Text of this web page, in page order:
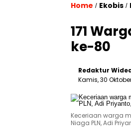
Home / Ekobis /
171
ke-80
Redaktur
Kamis, 30
Keceriaan warga
Niaga PLN, Adi